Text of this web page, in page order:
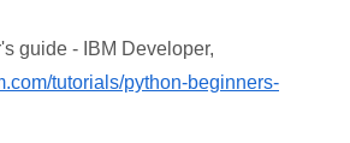
guide - IBM Developer,
tutorials/python-beginners-